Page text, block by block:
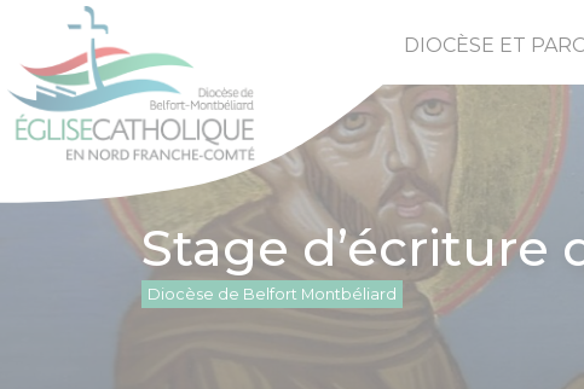
DIOCÈSE ET
Stage d’écriture
Diocèse de Belfort Montbéliard